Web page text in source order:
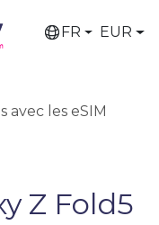
FR EUR
avec les eSIM
Z Fold5